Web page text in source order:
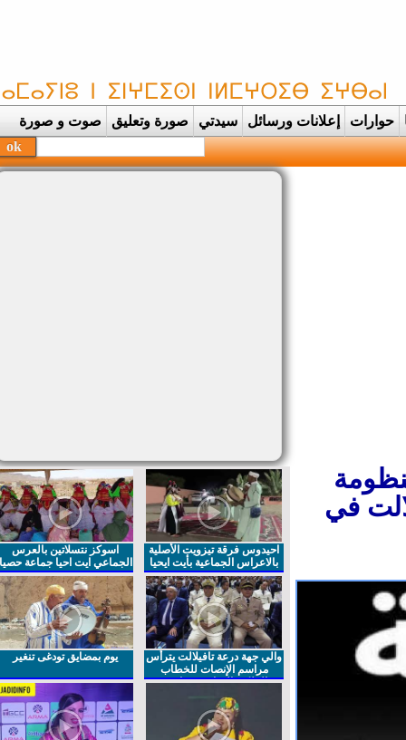
حوارات إعلانات ورسائل سيدتي صورة وتعليق صوت و صورة
في
احيدوس فرقة تيزويت الأصلية
بالاعراس الجماعية بأيت ايحيا
اسوكز نتسلاتين بالعرس
الجماعي ايت احيا جماعة حصيا
والي جهة درعة تافيلالت يترأس
مراسم الإنصات للخطاب
الملكي السامي بمناسبة
يوم بمضايق تودغى تنغير